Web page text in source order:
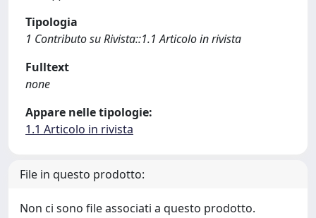
Tipologia
1 Contributo su Rivista::1.1 Articolo in rivista
Fulltext
none
Appare nelle tipologie:
1.1 Articolo in rivista
File in questo prodotto:
Non ci sono file associati a questo prodotto.